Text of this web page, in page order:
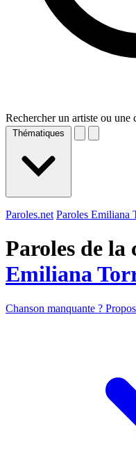
Rechercher un artiste ou une
Thématiques
Paroles.net Paroles Emiliana
Paroles de la
Emiliana
Chanson manquante ?